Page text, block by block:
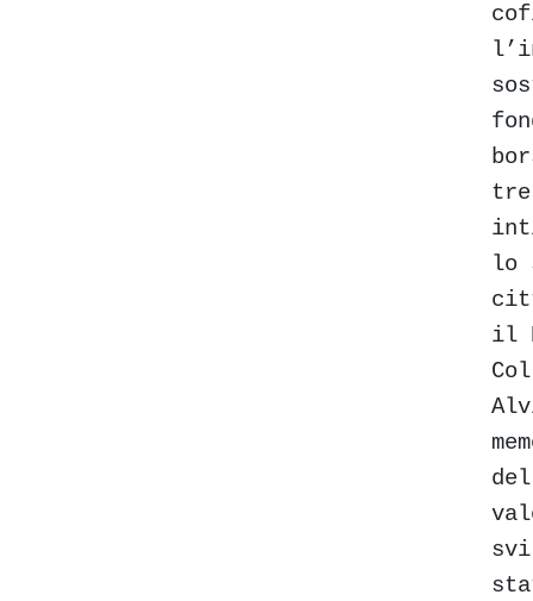
lo
il